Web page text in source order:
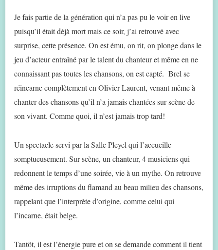
Je fais partie de la génération qui n’a pas pu le voir en live
puisqu’il était déjà mort mais ce soir, j’ai retrouvé avec
surprise, cette présence. On est ému, on rit, on plonge dans le
jeu d’acteur entraîné par le talent du chanteur et même en ne
connaissant pas toutes les chansons, on est capté. Brel se
réincarne complètement en Olivier Laurent, venant même à
chanter des chansons qu’il n’a jamais chantées sur scène de
son vivant. Comme quoi, il n’est jamais trop tard!
Un spectacle servi par la Salle Pleyel qui l’accueille
somptueusement. Sur scène, un chanteur, 4 musiciens qui
redonnent le temps d’une soirée, vie à un mythe. On retrouve
même des irruptions du flamand au beau milieu des chansons,
rappelant que l’interprète d’origine, comme celui qui
l’incarne, était belge.
Tantôt, il est l’énergie pure et on se demande comment il tient